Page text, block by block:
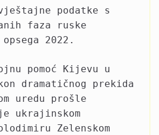
podatke s
faza ruske
2022.
pomoć Kijevu u
dramatičnog prekida
uredu prošle
ukrajinskom
Zelenskom